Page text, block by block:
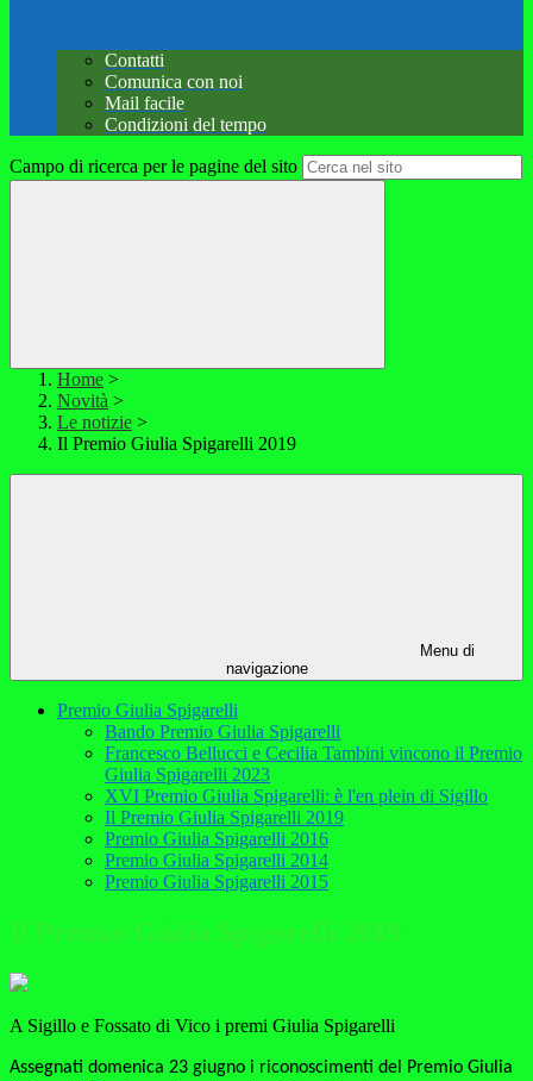
Contatti
Comunica con noi
Mail facile
Condizioni del tempo
Campo di ricerca per le pagine del sito
Home >
Novità >
Le notizie >
Il Premio Giulia Spigarelli 2019
Menu di
navigazione
Premio Giulia Spigarelli
Bando Premio Giulia Spigarelli
Francesco Bellucci e Cecilia Tambini vincono il Premio
Giulia Spigarelli 2023
XVI Premio Giulia Spigarelli: è l'en plein di Sigillo
Il Premio Giulia Spigarelli 2019
Premio Giulia Spigarelli 2016
Premio Giulia Spigarelli 2014
Premio Giulia Spigarelli 2015
Il Premio Giulia Spigarelli 2019
A Sigillo e Fossato di Vico i premi Giulia Spigarelli
Assegnati domenica 23 giugno i riconoscimenti del Premio Giulia